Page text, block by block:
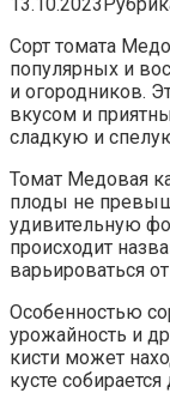
Сорт томата
популярных и
и огородников.
вкусом и
сладкую и
Томат Медовая
плоды не
удивительную
происходит
варьироваться
Особенностью
урожайность и
кисти может
кусте